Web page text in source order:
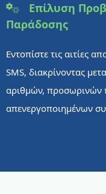
Επίλυση
Παράδοσης
Εντοπίστε τις αιτίες
SMS, διακρίνοντας
αριθμών, προσωρινών
απενεργοποιημένων